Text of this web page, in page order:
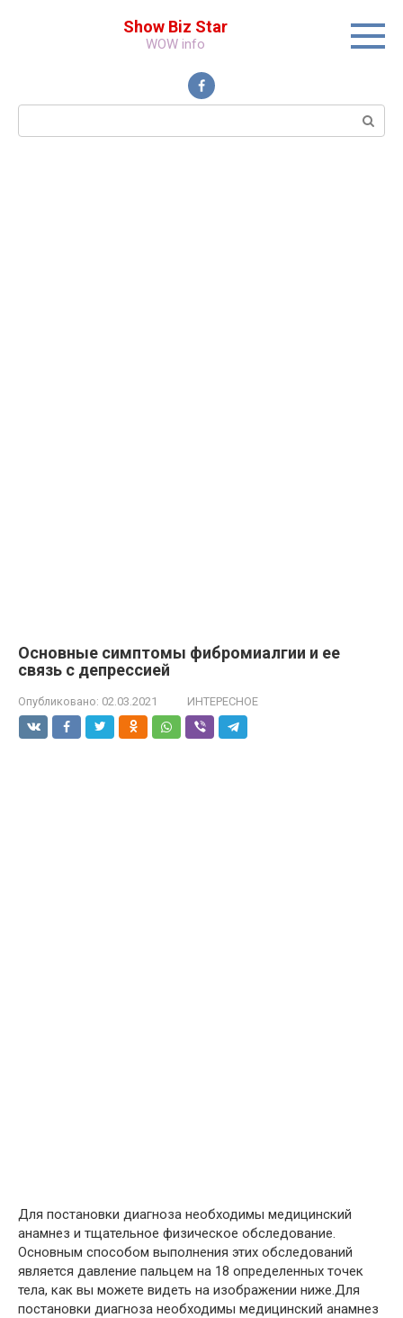
Show Biz Star
WOW info
Поиск:
Основные симптомы фибромиалгии и ее
связь с депрессией
Опубликовано: 02.03.2021 ИНТЕРЕСНОЕ
Для постановки диагноза необходимы медицинский
анамнез и тщательное физическое обследование.
Основным способом выполнения этих обследований
является давление пальцем на 18 определенных точек
тела, как вы можете видеть на изображении ниже.Для
постановки диагноза необходимы медицинский анамнез